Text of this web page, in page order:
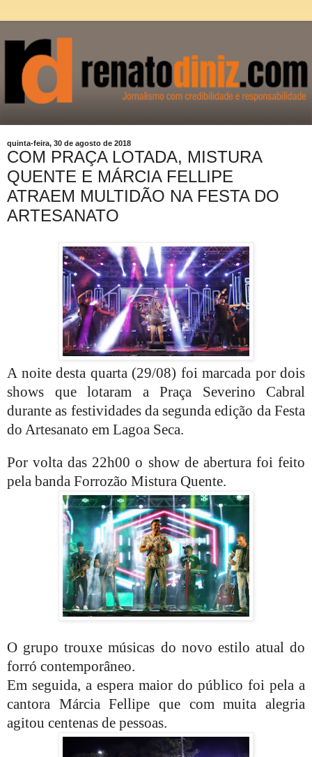
quinta-feira, 30 de agosto de 2018
COM PRAÇA LOTADA, MISTURA
QUENTE E MÁRCIA FELLIPE
ATRAEM MULTIDÃO NA FESTA DO
ARTESANATO
A noite desta quarta (29/08) foi marcada por dois
shows que lotaram a Praça Severino Cabral
durante as festividades da segunda edição da Festa
do Artesanato em Lagoa Seca.
Por volta das 22h00 o show de abertura foi feito
pela banda Forrozão Mistura Quente.
O grupo trouxe músicas do novo estilo atual do
forró contemporâneo.
Em seguida, a espera maior do público foi pela a
cantora Márcia Fellipe que com muita alegria
agitou centenas de pessoas.